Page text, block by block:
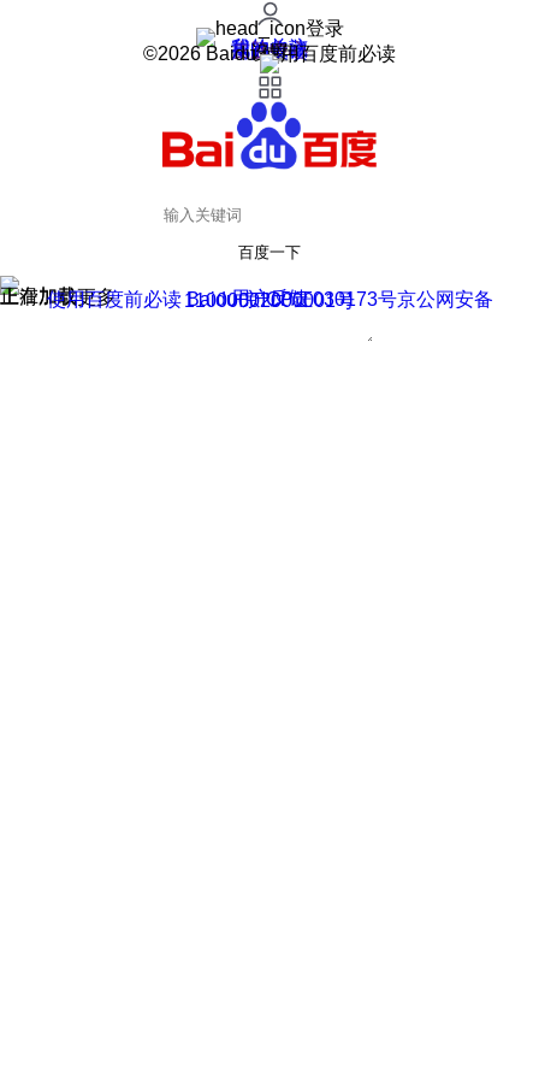
登录
我的关注
我的收藏
皮肤中心
用户反馈
设置
©2026 Baidu 使用百度前必读
百度一下
正在加载
上滑加载更多 用户反馈
使用百度前必读 Baidu 京ICP证030173号
京公网安备11000002000001号